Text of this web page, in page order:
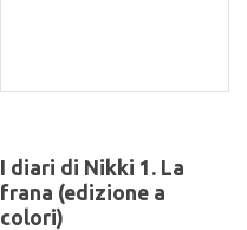
I diari di Nikki 1. La
frana (edizione a
colori)